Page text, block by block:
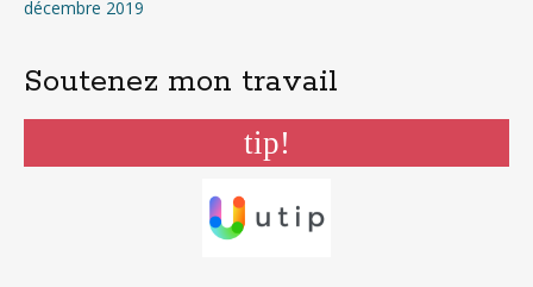
décembre 2019
Soutenez mon travail
tip!